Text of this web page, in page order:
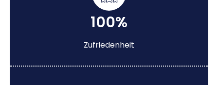
100%
Zufriedenheit